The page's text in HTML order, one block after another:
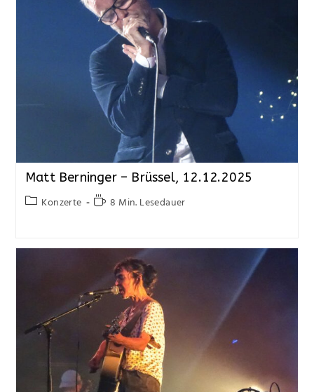
Matt Berninger – Brüssel, 12.12.2025
Konzerte 8 Min. Lesedauer